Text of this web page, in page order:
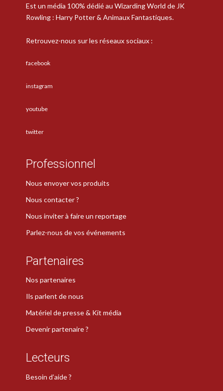
Est un média 100% dédié au Wizarding World de JK
Rowling : Harry Potter & Animaux Fantastiques.
Retrouvez-nous sur les réseaux sociaux :
facebook
instagram
youtube
twitter
Professionnel
Nous envoyer vos produits
Nous contacter ?
Nous inviter à faire un reportage
Parlez-nous de vos événements
Partenaires
Nos partenaires
Ils parlent de nous
Matériel de presse & Kit média
Devenir partenaire ?
Lecteurs
Besoin d’aide ?